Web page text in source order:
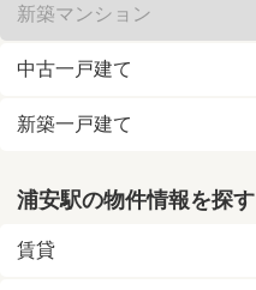
新築マンション
中古一戸建て
新築一戸建て
浦安駅の物件情報を探す
賃貸